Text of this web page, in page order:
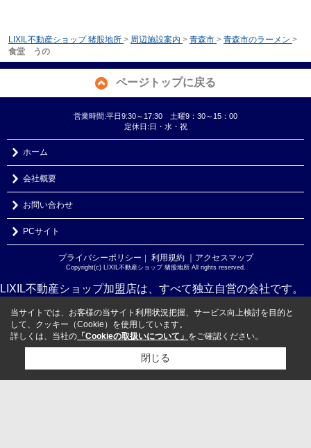
LIXIL不動産ショップ 猪股地所 > 周辺施設案内 > 青森市 > 青森市のラーメン >
食堂 うの
ページトップに戻る
営業時間:平日9:30～17:30 土曜9：30～15：00
定休日:日・水・祝
ホーム
会社概要
お問い合わせ
PCサイト
プライバシーポリシー ｜ 利用規約 ｜アクセスマップ
Copyright(c) LIXIL不動産ショップ 猪股地所 All rights reserved.
LIXIL不動産ショップ加盟店は、すべて独立自営の会社です。
当サイトでは、お客様の当サイト利用状況把握、サービス向上検討を目的と
して、クッキー（Cookie）を使用しています。
詳しくは、当社の 「Cookieの取扱いについて」 をご確認ください。
閉じる